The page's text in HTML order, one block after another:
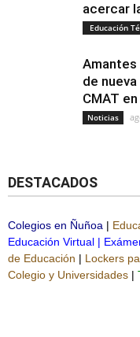
acercar
Educación
de
CMAT en
Noticias
DESTACADOS
Colegios en Ñuñoa |
Educación Virtual |
de Educación | Lockers
Colegio y Universidades |